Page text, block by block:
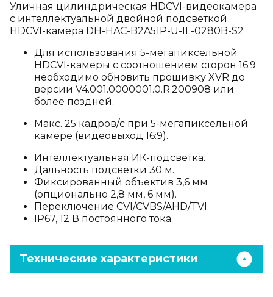
Уличная цилиндрическая HDCVI-видеокамера
с интеллектуальной двойной подсветкой
HDCVI-камера DH-HAC-B2A51P-U-IL-0280B-S2
Для использования 5-мегапиксельной
HDCVI-камеры с соотношением сторон 16:9
необходимо обновить прошивку XVR до
версии V4.001.0000001.0.R.200908 или
более поздней.
Макс. 25 кадров/с при 5-мегапиксельной
камере (видеовыход 16:9).
Интеллектуальная ИК-подсветка.
Дальность подсветки 30 м.
Фиксированный объектив 3,6 мм
(опционально 2,8 мм, 6 мм).
Переключение CVI/CVBS/AHD/TVI.
IP67, 12 В постоянного тока.
Технические характеристики